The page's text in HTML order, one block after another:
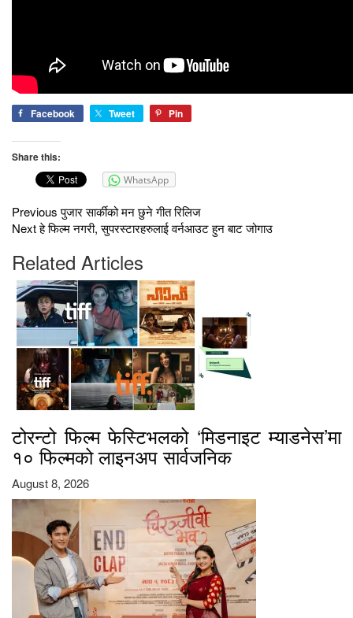
Facebook Tweet Pin
Share this:
WhatsApp
Previousपुजार सार्कीको मन छुने गीत रिलिज
Nextहे फिल्म नगरी, सुपरस्टारहरुलाई वर्नआउट हुन बाट जोगाउ
Related Articles
टोरन्टो फिल्म फेस्टिभलको ‘मिडनाइट म्याडनेस’मा
१० फिल्मको लाइनअप सार्वजनिक
August 8, 2026